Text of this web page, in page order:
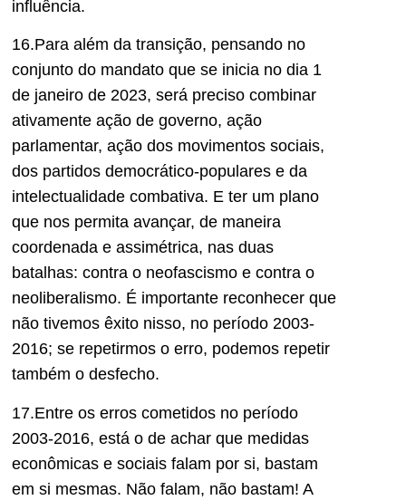
influência.
16.Para além da transição, pensando no
conjunto do mandato que se inicia no dia 1
de janeiro de 2023, será preciso combinar
ativamente ação de governo, ação
parlamentar, ação dos movimentos sociais,
dos partidos democrático-populares e da
intelectualidade combativa. E ter um plano
que nos permita avançar, de maneira
coordenada e assimétrica, nas duas
batalhas: contra o neofascismo e contra o
neoliberalismo. É importante reconhecer que
não tivemos êxito nisso, no período 2003-
2016; se repetirmos o erro, podemos repetir
também o desfecho.
17.Entre os erros cometidos no período
2003-2016, está o de achar que medidas
econômicas e sociais falam por si, bastam
em si mesmas. Não falam, não bastam! A